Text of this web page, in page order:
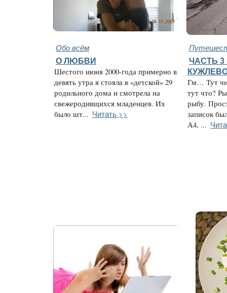
Обо всём
О ЛЮБВИ
Шестого июня 2000-года примерно в
девять утра я стояла в «детской» 29
родильного дома и смотрела на
свежеродивщихся младенцев. Их
было шт... Читать >>
ЧАСТЬ
Гм… Тут
тут что?
рыбу.
записок
А4, ...